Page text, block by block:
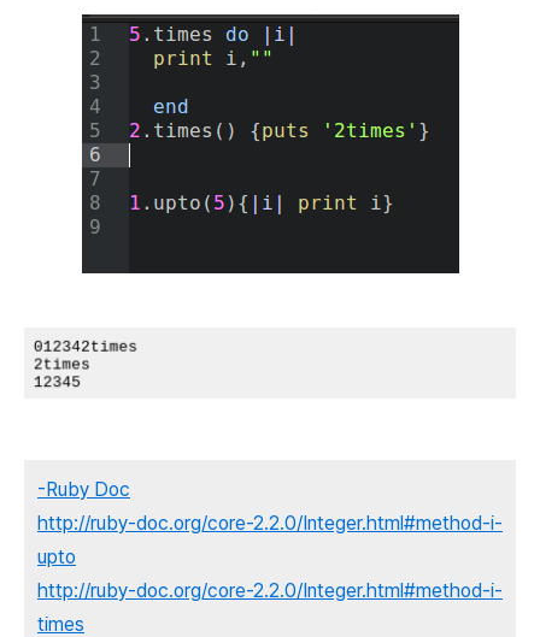
-Ruby Doc
http://ruby-doc.org/core-2.2.0/Integer.html#method-i-
upto
http://ruby-doc.org/core-2.2.0/Integer.html#method-i-
times